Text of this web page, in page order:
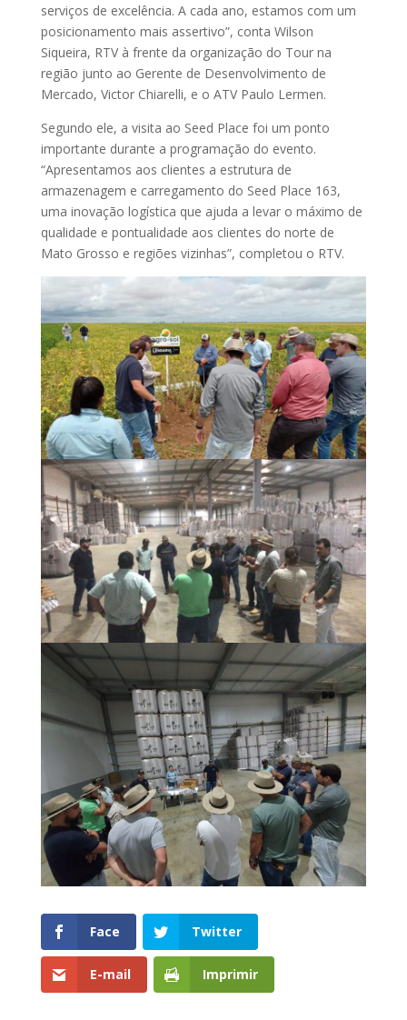
serviços de excelência. A cada ano, estamos com um
posicionamento mais assertivo”, conta Wilson
Siqueira, RTV à frente da organização do Tour na
região junto ao Gerente de Desenvolvimento de
Mercado, Victor Chiarelli, e o ATV Paulo Lermen.
Segundo ele, a visita ao Seed Place foi um ponto
importante durante a programação do evento.
“Apresentamos aos clientes a estrutura de
armazenagem e carregamento do Seed Place 163,
uma inovação logística que ajuda a levar o máximo de
qualidade e pontualidade aos clientes do norte de
Mato Grosso e regiões vizinhas”, completou o RTV.
Face Twitter
E-mail Imprimir